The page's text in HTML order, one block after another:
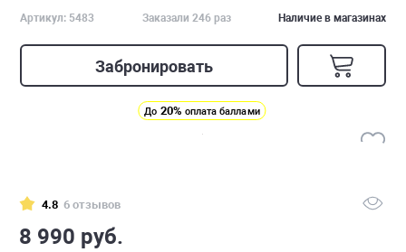
Артикул: 5483 Заказали 246 раз Наличие в магазинах
Забронировать
До 20% оплата баллами
4.8 6 отзывов
8 990 руб.